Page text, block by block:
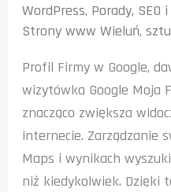
WordPress, Porady, SEO
Strony www Wieluń,
Profil Firmy w Google,
wizytówka Google Moja
znacząco zwiększa
internecie. Zarządzanie
Maps i wynikach
niż kiedykolwiek. Dzięki